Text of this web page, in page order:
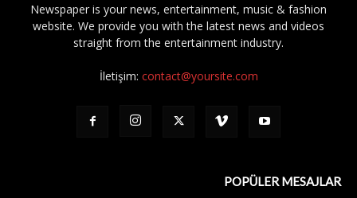
Newspaper is your news, entertainment, music & fashion
website. We provide you with the latest news and videos
straight from the entertainment industry.
İletişim: contact@yoursite.com
POPÜLER MESAJLAR